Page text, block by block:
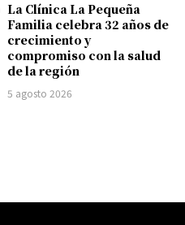
La Clínica La Pequeña
Familia celebra 32 años de
crecimiento y
compromiso con la salud
de la región
5 agosto 2026